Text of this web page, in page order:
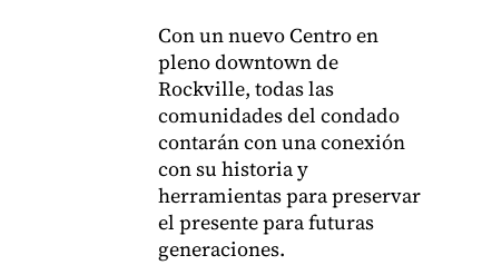
Con un nuevo Centro en
pleno downtown de
Rockville, todas las
comunidades del condado
contarán con una conexión
con su historia y
herramientas para preservar
el presente para futuras
generaciones.